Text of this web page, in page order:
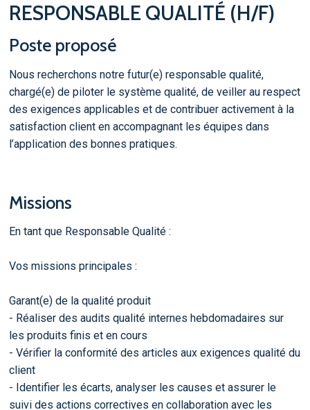
RESPONSABLE QUALITÉ (H/F)
Poste proposé
Nous recherchons notre futur(e) responsable qualité,
chargé(e) de piloter le système qualité, de veiller au respect
des exigences applicables et de contribuer activement à la
satisfaction client en accompagnant les équipes dans
l’application des bonnes pratiques.
Missions
En tant que Responsable Qualité :
Vos missions principales :
Garant(e) de la qualité produit
- Réaliser des audits qualité internes hebdomadaires sur
les produits finis et en cours
- Vérifier la conformité des articles aux exigences qualité du
client
- Identifier les écarts, analyser les causes et assurer le
suivi des actions correctives en collaboration avec les